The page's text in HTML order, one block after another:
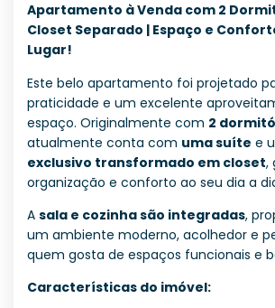
Apartamento à Venda com 2
Closet Separado | Espaço e
Lugar!
Este belo apartamento foi projetado
praticidade e um excelente
espaço. Originalmente com 2
atualmente conta com uma suíte e
exclusivo transformado em closet,
organização e conforto ao seu dia a
A sala e cozinha são integradas,
um ambiente moderno, acolhedor e
quem gosta de espaços funcionais e
Características do imóvel: